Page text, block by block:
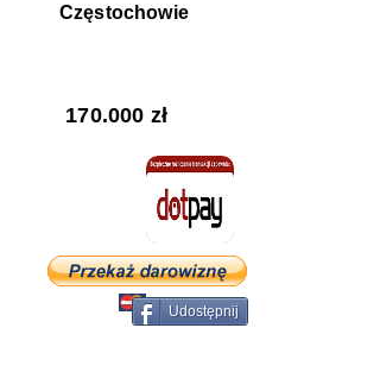
Częstochowie
170.000 zł
Udostępnij